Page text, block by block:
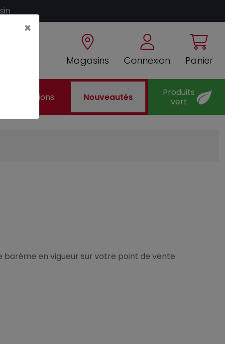
Magasins Connexion Panier
Promotions Nouveautés
Produits
vert
barème en vigueur sur votre point de vente
×